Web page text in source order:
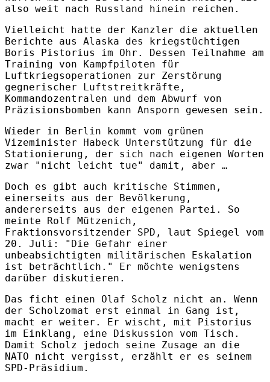
also weit nach Russland hinein reichen.
Vielleicht hatte der Kanzler die aktuellen
Berichte aus Alaska des kriegstüchtigen
Boris Pistorius im Ohr. Dessen Teilnahme am
Training von Kampfpiloten für
Luftkriegsoperationen zur Zerstörung
gegnerischer Luftstreitkräfte,
Kommandozentralen und dem Abwurf von
Präzisionsbomben kann Ansporn gewesen sein.
Wieder in Berlin kommt vom grünen
Vizeminister Habeck Unterstützung für die
Stationierung, der sich nach eigenen Worten
zwar "nicht leicht tue" damit, aber …
Doch es gibt auch kritische Stimmen,
einerseits aus der Bevölkerung,
andererseits aus der eigenen Partei. So
meinte Rolf Mützenich,
Fraktionsvorsitzender SPD, laut Spiegel vom
20. Juli: "Die Gefahr einer
unbeabsichtigten militärischen Eskalation
ist beträchtlich." Er möchte wenigstens
darüber diskutieren.
Das ficht einen Olaf Scholz nicht an. Wenn
der Scholzomat erst einmal in Gang ist,
macht er weiter. Er wischt, mit Pistorius
im Einklang, eine Diskussion vom Tisch.
Damit Scholz jedoch seine Zusage an die
NATO nicht vergisst, erzählt er es seinem
SPD-Präsidium.